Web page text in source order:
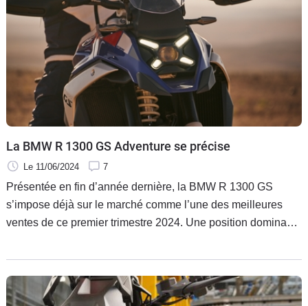
évoqué le retour en MotoGP de MV Agusta.
La BMW R 1300 GS Adventure se précise
Le 11/06/2024 7
Présentée en fin d’année dernière, la BMW R 1300 GS
s’impose déjà sur le marché comme l’une des meilleures
ventes de ce premier trimestre 2024. Une position dominante
prochaine de la R 1300 GS Adventure, attendue avant la fin
de l’année.